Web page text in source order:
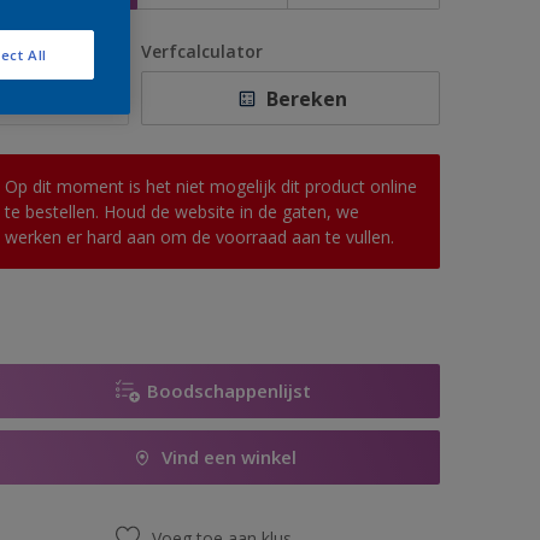
Verfcalculator
Bereken
Op dit moment is het niet mogelijk dit product online
te bestellen. Houd de website in de gaten, we
werken er hard aan om de voorraad aan te vullen.
Boodschappenlijst
Vind een winkel
All